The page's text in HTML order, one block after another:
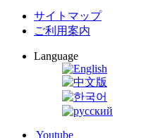
サイトマップ
ご利用案内
Language
Youtube